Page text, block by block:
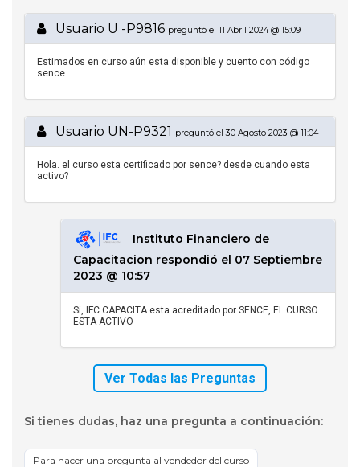
Usuario U -P9816 preguntó el 11 Abril 2024 @ 15:09
Estimados en curso aún esta disponible y cuento con código
sence
Usuario UN-P9321 preguntó el 30 Agosto 2023 @ 11:04
Hola. el curso esta certificado por sence? desde cuando esta
activo?
Instituto Financiero de
Capacitacion respondió el 07 Septiembre
2023 @ 10:57
Si, IFC CAPACITA esta acreditado por SENCE, EL CURSO
ESTA ACTIVO
Ver Todas las Preguntas
Si tienes dudas, haz una pregunta a continuación:
Para hacer una pregunta al vendedor del curso